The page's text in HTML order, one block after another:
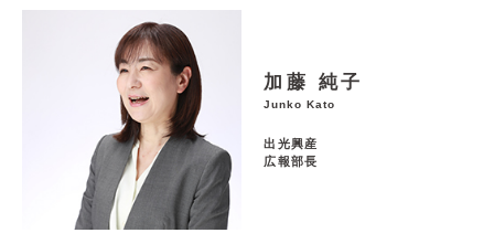
加藤 純子
Junko Kato
出光興産
広報部長